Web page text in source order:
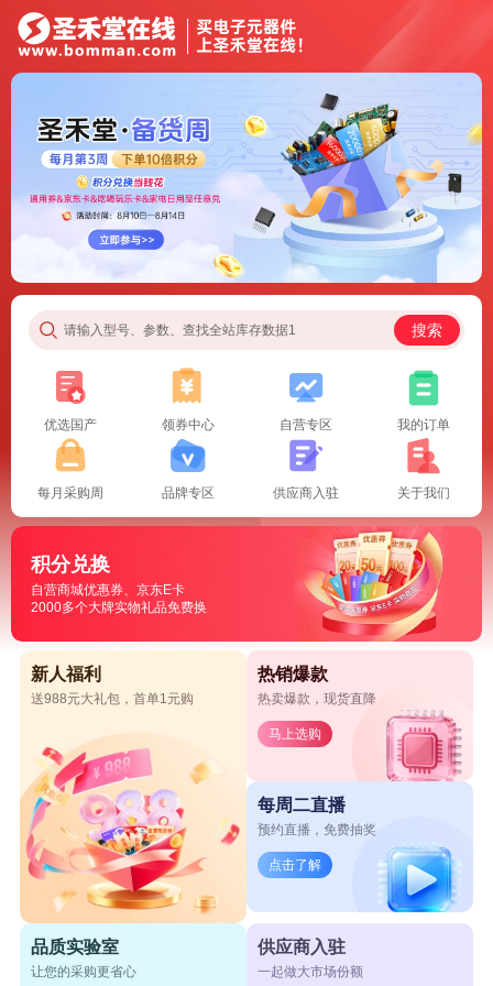
请输入型号、参数、查找全站库存数据1 搜索
优选国产 领券中心 自营专区 我的订单
每月采购周 品牌专区 供应商入驻 关于我们
积分兑换
自营商城优惠券、京东E卡
2000多个大牌实物礼品免费换
新人福利
送988元大礼包，首单1元购
热销爆款
热卖爆款，现货直降
马上选购
每周二直播
预约直播，免费抽奖
点击了解
品质实验室
让您的采购更省心
供应商入驻
一起做大市场份额